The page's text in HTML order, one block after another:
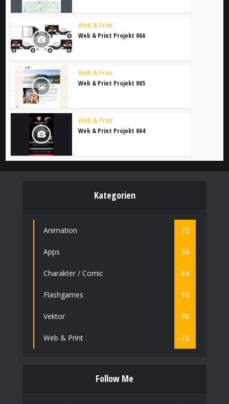
Web & Print
Web & Print Projekt 066
Web & Print
Web & Print Projekt 065
Web & Print
Web & Print Projekt 064
Kategorien
Animation 72
Apps 34
Charakter / Comic 84
Flashgames 93
Vektor 76
Web & Print 72
Follow Me